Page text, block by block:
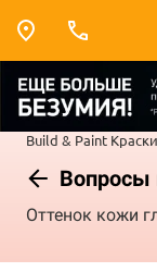
Build & Paint
Вопросы
Оттенок кожи